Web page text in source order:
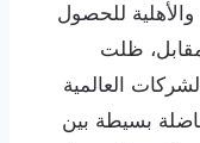
والأهلية للحصول
ظلت
العالمية
بسيطة بين